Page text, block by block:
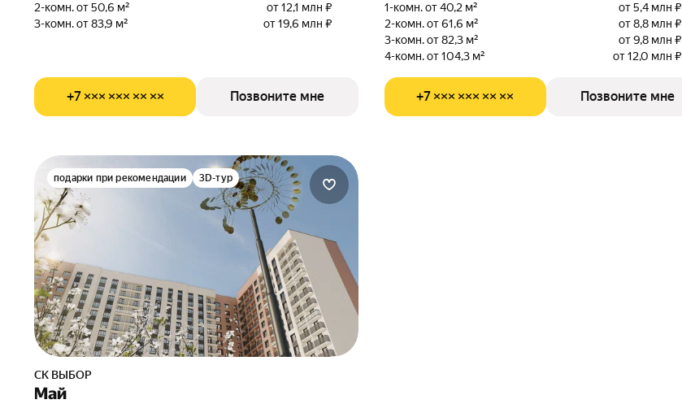
2-комн. от 50,6 м²
от 12,1 млн ₽
3-комн. от 83,9 м²
от 19,6 млн ₽
+7 ××× ××× ×× ×× Позвоните мне
1-комн. от 40,2 м²
от 5,4 млн ₽
2-комн. от 61,6 м²
от 8,8 млн ₽
3-комн. от 82,3 м²
от 9,8 млн ₽
4-комн. от 104,3 м²
от 12,0 млн ₽
+7 ××× ××× ×× ×× Позвоните мне
подарки при рекомендации 3D-тур
СК ВЫБОР
Май